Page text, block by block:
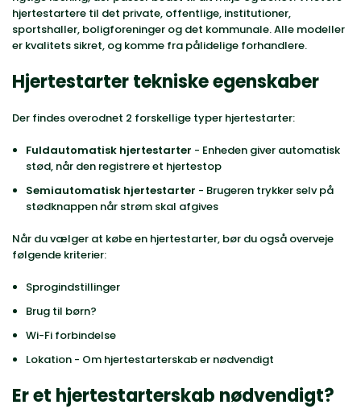
hjertestartere til det private, offentlige, institutioner,
sportshaller, boligforeninger og det kommunale. Alle modeller
er kvalitets sikret, og komme fra pålidelige forhandlere.
Hjertestarter tekniske egenskaber
Der findes overodnet 2 forskellige typer hjertestarter:
Fuldautomatisk hjertestarter - Enheden giver automatisk
stød, når den registrere et hjertestop
Semiautomatisk hjertestarter - Brugeren trykker selv på
stødknappen når strøm skal afgives
Når du vælger at købe en hjertestarter, bør du også overveje
følgende kriterier:
Sprogindstillinger
Brug til børn?
Wi-Fi forbindelse
Lokation - Om hjertestarterskab er nødvendigt
Er et hjertestarterskab nødvendigt?